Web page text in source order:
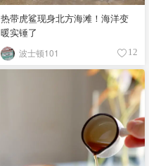
热带虎鲨现身北方海滩！海洋变
暖实锤了
波士顿101 12